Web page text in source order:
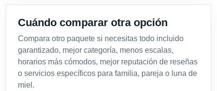
Cuándo comparar otra opción
Compara otro paquete si necesitas todo incluido
garantizado, mejor categoría, menos escalas,
horarios más cómodos, mejor reputación de reseñas
o servicios específicos para familia, pareja o luna de
miel.